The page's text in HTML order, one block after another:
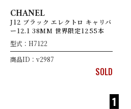
CHANEL
J12 ブラック エレクトロ キャリバ
ー12.1 38MM 世界限定1255本
型式：H7122
商品ID：v2987
SOLD
1